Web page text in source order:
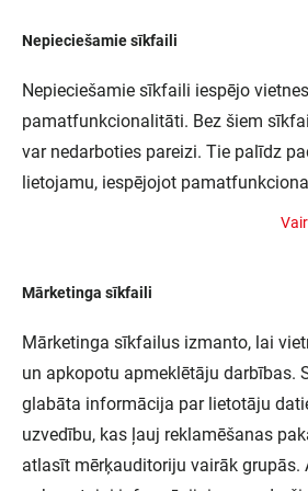
Slēdži un kontaktligzdas
Nepieciešamie sīkfaili
Nepieciešamie sīkfaili iespējo vietnes
pamatfunkcionalitāti. Bez šiem
var nedarboties pareizi. Tie palīdz
lietojamu, iespējojot
Vair
Mārketinga sīkfaili
Mārketinga sīkfailus izmanto, lai
un apkopotu apmeklētāju darbības.
glabāta informācija par lietotāju
uzvedību, kas ļauj reklamēšanas
atlasīt mērķauditoriju vairāk grupās.